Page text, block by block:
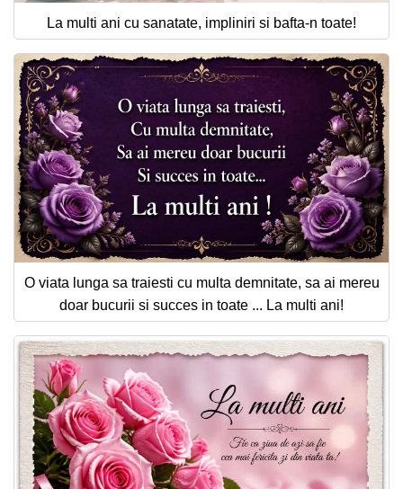
La multi ani cu sanatate, impliniri si bafta-n toate!
O viata lunga sa traiesti cu multa demnitate, sa ai mereu
doar bucurii si succes in toate ... La multi ani!